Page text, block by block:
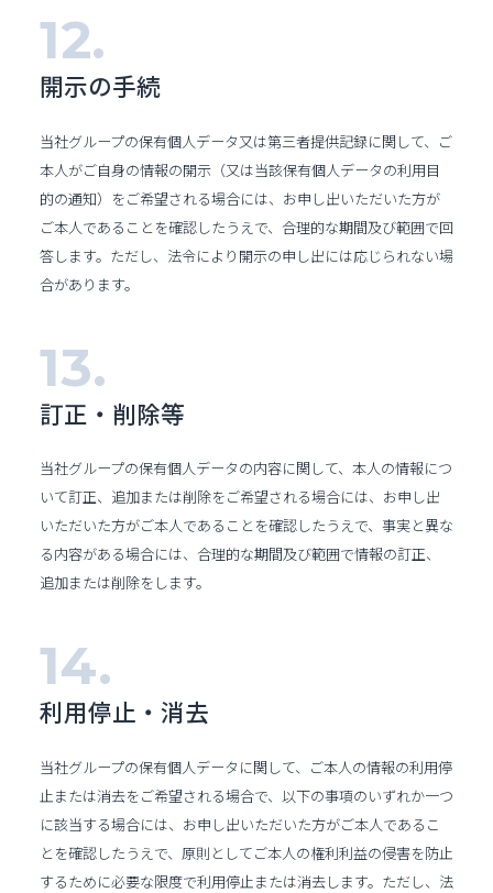
開示の手続
当社グループの保有個人データ又は第三者提供記録に関して、ご
本人がご自身の情報の開示（又は当該保有個人データの利用目
的の通知）をご希望される場合には、お申し出いただいた方が
ご本人であることを確認したうえで、合理的な期間及び範囲で回
答します。ただし、法令により開示の申し出には応じられない場
合があります。
訂正・削除等
当社グループの保有個人データの内容に関して、本人の情報につ
いて訂正、追加または削除をご希望される場合には、お申し出
いただいた方がご本人であることを確認したうえで、事実と異な
る内容がある場合には、合理的な期間及び範囲で情報の訂正、
追加または削除をします。
利用停止・消去
当社グループの保有個人データに関して、ご本人の情報の利用停
止または消去をご希望される場合で、以下の事項のいずれか一つ
に該当する場合には、お申し出いただいた方がご本人であるこ
とを確認したうえで、原則としてご本人の権利利益の侵害を防止
するために必要な限度で利用停止または消去します。ただし、法